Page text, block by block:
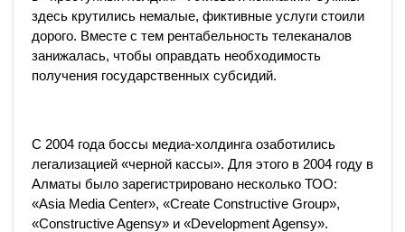
здесь крутились немалые, фиктивные услуги стоили
дорого. Вместе с тем рентабельность телеканалов
занижалась, чтобы оправдать необходимость
получения государственных субсидий.
С 2004 года боссы медиа-холдинга озаботились
легализацией «черной кассы». Для этого в 2004 году в
Алматы было зарегистрировано несколько ТОО:
«Asia Media Center», «Create Constructive Group»,
«Constructive Agensy» и «Development Agensy».